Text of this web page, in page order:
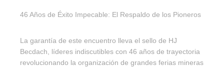
46 Años de Éxito Impecable: El Respaldo de los Pioneros
La garantía de este encuentro lleva el sello de HJ
Becdach, líderes indiscutibles con 46 años de trayectoria
revolucionando la organización de grandes ferias mineras